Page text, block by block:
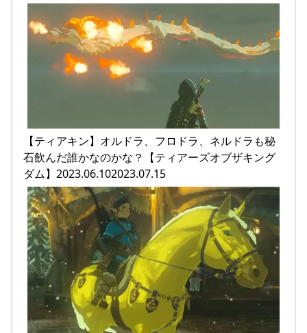
【ティアキン】オルドラ、フロドラ、ネルドラも秘
石飲んだ誰かなのかな？【ティアーズオブザキング
ダム】2023.06.102023.07.15